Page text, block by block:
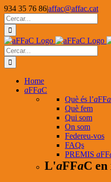
Skip
to
content
934 35 76 86|affac@affac.cat
Facebook
X
YouTube
Cerca
…
Cerca
…
Home
aFFaC
Què és l’aFFa
Què fem
Qui som
On som
Federeu-vos
FAQs
PREMIS aFF
L'aFFaC